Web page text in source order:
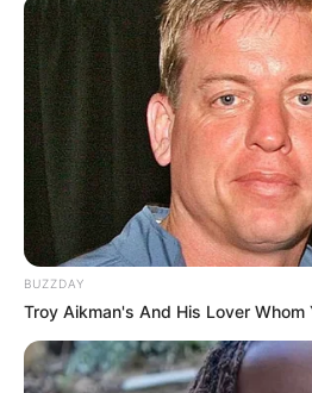
BUZZDAY
Troy Aikman's And His Lover Whom